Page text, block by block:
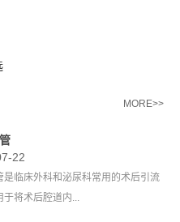
MORE>>
22
是临床外科和泌尿科常用的术后引流
于将术后腔道内...